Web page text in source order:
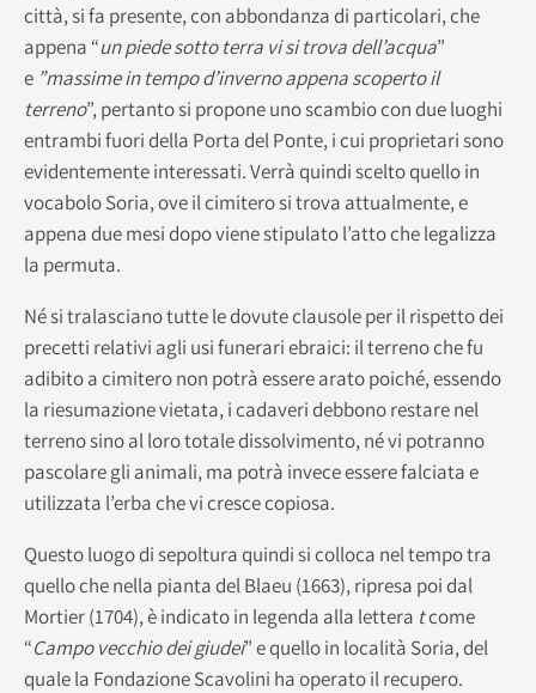
città, si fa presente, con abbondanza di particolari, che
appena “un piede sotto terra vi si trova dell’acqua”
e ”massime in tempo d’inverno appenascoperto il
terreno”, pertanto si propone uno scambio con due luoghi
entrambi fuori della Porta del Ponte, i cui proprietari sono
evidentemente interessati. Verrà quindi scelto quello in
vocabolo Soria, ove il cimitero si trova attualmente, e
appena due mesi dopo viene stipulato l’atto che legalizza
la permuta.
Né si tralasciano tutte le dovute clausole per il rispetto dei
precetti relativi agli usi funerari ebraici: il terreno che fu
adibito a cimitero non potrà essere arato poiché, essendo
la riesumazione vietata, i cadaveri debbono restare nel
terreno sino al loro totale dissolvimento, né vi potranno
pascolare gli animali, ma potrà invece essere falciata e
utilizzata l’erba che vi cresce copiosa.
Questo luogo di sepoltura quindi si colloca nel tempo tra
quello che nella pianta del Blaeu (1663), ripresa poi dal
Mortier (1704), è indicato in legenda alla lettera tcome
“Campo vecchio deigiudei” e quello in località Soria, del
quale la Fondazione Scavolini ha operato il recupero.